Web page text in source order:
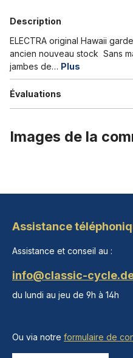
Description
ELECTRA original Hawaii
ancien nouveau stock Sans
jambes de… Plus
Évaluations
Images de la
Assistance
Assistance et conseil au :
info@classic-
du lundi au jeu de 9h à 14h
Ou via notre formulaire de